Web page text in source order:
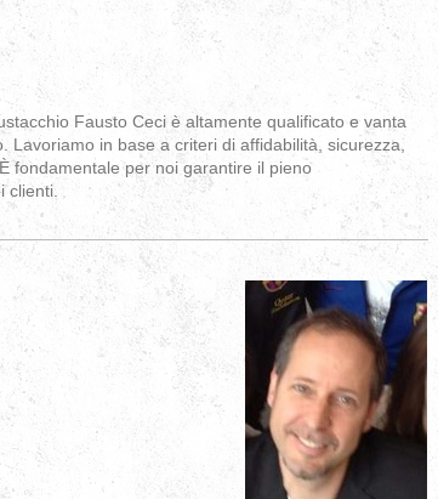
Fausto Ceci è altamente qualificato e vanta
Lavoriamo in base a criteri di affidabilità, sicurezza,
fondamentale per noi garantire il pieno
i.